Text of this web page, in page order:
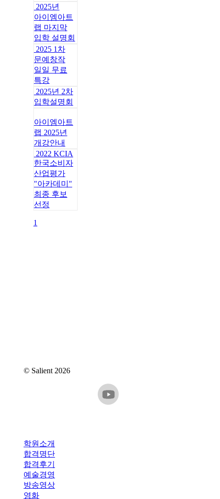
2025년
아이엠아트
랩 마지막
입학 설명회
2025 1차
문예창작
일일 무료
특강
2025년 2차
입학설명회
아이엠아트
랩 2025년
개강안내
2022 KCIA
한국소비자
산업평가
"아카데미"
최종 후보
선정
1
© Salient2026
학원소개
합격명단
합격후기
예술경영
방송영상
영화